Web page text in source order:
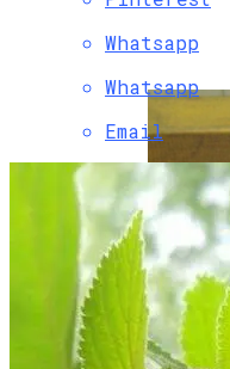
Whatsapp
Whatsapp
Email